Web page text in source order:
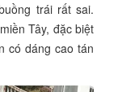
trái rất sai.
Tây, đặc biệt
có dáng cao tán